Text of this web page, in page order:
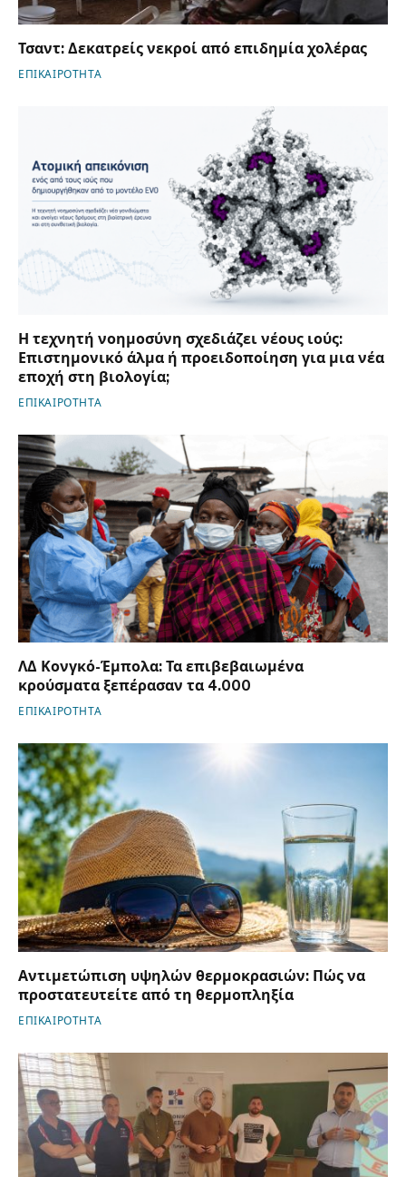
Τσαντ: Δεκατρείς νεκροί από επιδημία χολέρας
ΕΠΙΚΑΙΡΟΤΗΤΑ
Η τεχνητή νοημοσύνη σχεδιάζει νέους ιούς:
Επιστημονικό άλμα ή προειδοποίηση για μια νέα
εποχή στη βιολογία;
ΕΠΙΚΑΙΡΟΤΗΤΑ
ΛΔ Κονγκό-Έμπολα: Τα επιβεβαιωμένα
κρούσματα ξεπέρασαν τα 4.000
ΕΠΙΚΑΙΡΟΤΗΤΑ
Αντιμετώπιση υψηλών θερμοκρασιών: Πώς να
προστατευτείτε από τη θερμοπληξία
ΕΠΙΚΑΙΡΟΤΗΤΑ